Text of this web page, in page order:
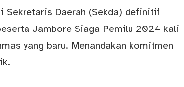
Sekretaris Daerah (Sekda) definitif
Jambore Siaga Pemilu 2024 kali
yang baru. Menandakan komitmen